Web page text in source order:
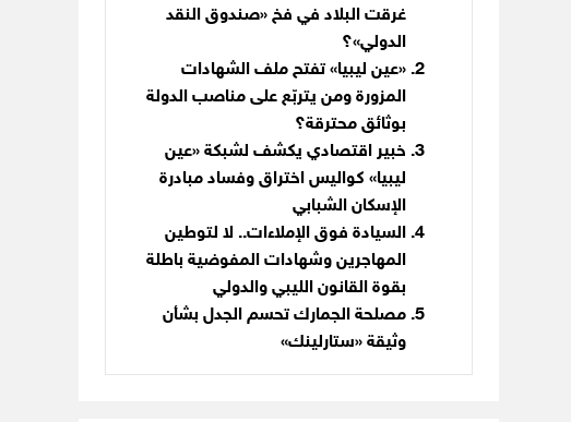
غرقت البلاد في فخ «صندوق النقد
الدولي»؟
«عين ليبيا» تفتح ملف الشهادات
المزورة ومن يتربّع على مناصب الدولة
بوثائق محترقة؟
خبير اقتصادي يكشف لشبكة «عين
ليبيا» كواليس اختراق وفساد مبادرة
الإسكان الشبابي
السيادة فوق الإملاءات.. لا لتوطين
المهاجرين وشهادات المفوضية باطلة
بقوة القانون الليبي والدولي
مصلحة الجمارك تحسم الجدل بشأن
وثيقة «ستارلينك»